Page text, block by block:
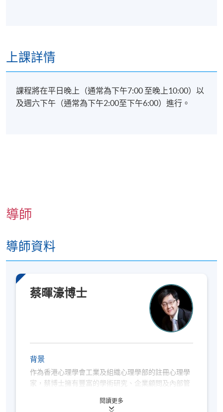
上課詳情
課程將在平日晚上（通常為下午7:00 至晚上10:00）以
及週六下午（通常為下午2:00至下午6:00）進行。
導師
導師資料
蔡暉濠博士
背景
作為香港心理學會工業及組織心理學部的註冊心理學
家，蔡博士擁有豐富的學術研究、企業顧問及內部管
導力發展方面的專業指導。
閱讀更多